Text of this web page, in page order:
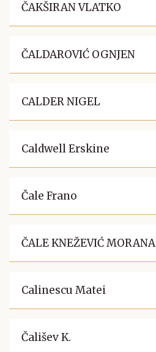
ČAKŠIRAN VLATKO
ČALDAROVIĆ OGNJEN
CALDER NIGEL
Caldwell Erskine
Čale Frano
ČALE KNEŽEVIĆ MORANA
Calinescu Matei
Čališev K.